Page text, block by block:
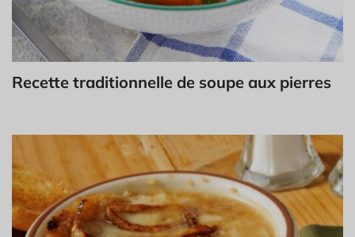
Recette traditionnelle de soupe aux pierres